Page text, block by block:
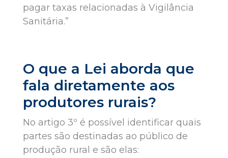
pagar taxas relacionadas à Vigilância
Sanitária.”
O que a Lei aborda que
fala diretamente aos
produtores rurais?
No artigo 3º é possível identificar quais
partes são destinadas ao público de
produção rural e são elas: